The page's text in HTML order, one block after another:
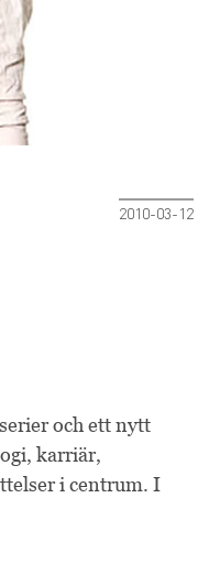
2010-03-12
och ett nytt
karriär,
i centrum. I